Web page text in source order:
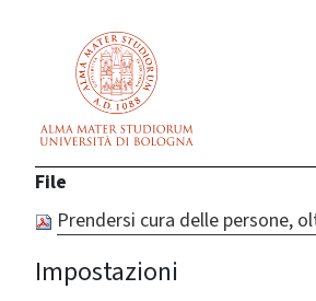
File
Prendersi cura delle persone,
Impostazioni